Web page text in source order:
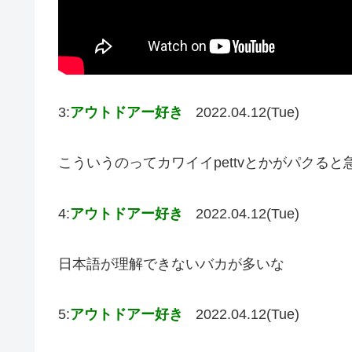
3:アウトドアー好き 2022.04.12(Tue)
こういうのってカワイイpettvとかがパクると
4:アウトドアー好き 2022.04.12(Tue)
日本語が理解できないバカが多いな
5:アウトドアー好き 2022.04.12(Tue)